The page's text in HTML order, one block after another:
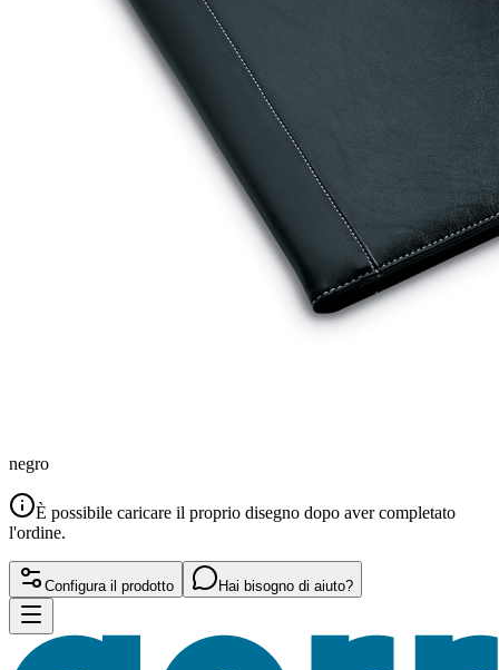
negro
È possibile caricare il proprio disegno dopo aver completato
l'ordine.
Configura il prodotto Hai bisogno di aiuto?